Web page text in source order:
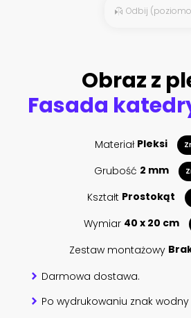
Odbij
Obraz z
Materiał Pleksi
Grubość 2 mm
Kształt Prostokąt
Wymiar 40 x 20 cm
Zestaw montażowy
Darmowa dostawa.
Po wydrukowaniu znak